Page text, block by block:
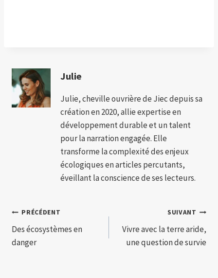
Julie
Julie, cheville ouvrière de Jiec depuis sa
création en 2020, allie expertise en
développement durable et un talent
pour la narration engagée. Elle
transforme la complexité des enjeux
écologiques en articles percutants,
éveillant la conscience de ses lecteurs.
Navigation
de
PRÉCÉDENT
Des écosystèmes en
danger
SUIVANT
Vivre avec la terre aride,
une question de survie